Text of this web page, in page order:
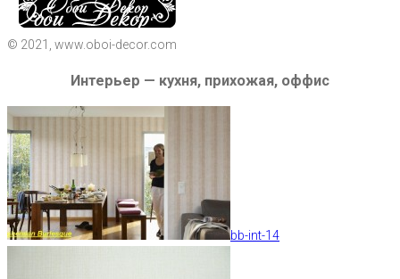
© 2021, www.oboi-decor.com
Интерьер — кухня, прихожая, оффис
bb-int-14